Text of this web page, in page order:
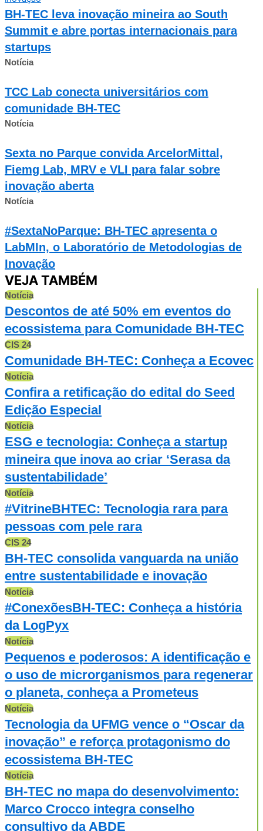
BH-TEC leva inovação mineira ao South
Summit e abre portas internacionais para
startups
Notícia
TCC Lab conecta universitários com
comunidade BH-TEC
Notícia
Sexta no Parque convida ArcelorMittal,
Fiemg Lab, MRV e VLI para falar sobre
inovação aberta
Notícia
#SextaNoParque: BH-TEC apresenta o
LabMIn, o Laboratório de Metodologias de
Inovação
VEJA TAMBÉM
Notícia
Descontos de até 50% em eventos do
ecossistema para Comunidade BH-TEC
CIS 24
Comunidade BH-TEC: Conheça a Ecovec
Notícia
Confira a retificação do edital do Seed
Edição Especial
Notícia
ESG e tecnologia: Conheça a startup
mineira que inova ao criar ‘Serasa da
sustentabilidade’
Notícia
#VitrineBHTEC: Tecnologia rara para
pessoas com pele rara
CIS 24
BH-TEC consolida vanguarda na união
entre sustentabilidade e inovação
Notícia
#ConexõesBH-TEC: Conheça a história
da LogPyx
Notícia
Pequenos e poderosos: A identificação e
o uso de microrganismos para regenerar
o planeta, conheça a Prometeus
Notícia
Tecnologia da UFMG vence o “Oscar da
inovação” e reforça protagonismo do
ecossistema BH-TEC
Notícia
BH-TEC no mapa do desenvolvimento:
Marco Crocco integra conselho
consultivo da ABDE